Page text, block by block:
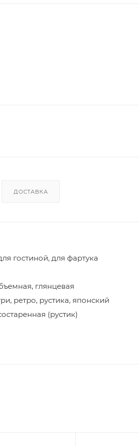
ДОСТАВКА
гостиной, для фартука
глянцевая
ретро, рустика, японский
(рустик)